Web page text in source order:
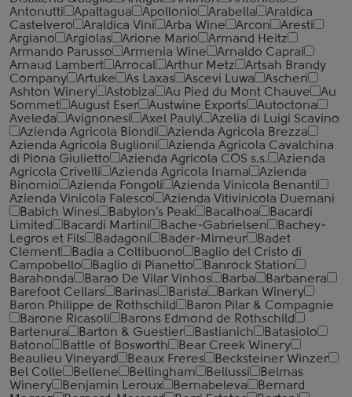
Antonutti
Apaltagua Apollonio Arabella
Araldica
Castelvero
Araldica Vini Arba Wine Arcon
Aresti
Argiano
Argiolas Arione Mario
Armand Heitz
Armando Parusso
Armenia Wine
Arnaldo Caprai
Arnaud Lambert
Arrocal Arthur Metz
Artsah Brandy
Company
Artuke As Laxas Ascevi Luwa
Ascheri
Ashton Winery
Astobiza Au Pied du Mont Chauve
Au
Sommet
August Eser Austwine Exports
Autoctona
Aveleda
Avignonesi Axel Pauly
Azelia di Luigi Scavino
Azienda Agricola Biondi
Azienda Agricola Brezza
Azienda Agricola Buglioni
Azienda Agricola Cavalchina
di Piona Giulietto
Azienda Agricola COS s.s.
Azienda
Agricola Crivelli
Azienda Agricola Inama
Azienda
Binomio
Azienda Fongoli
Azienda Vinicola Benanti
Azienda Vinicola Falesco
Azienda Vitivinicola Duemani
Babich Wines
Babylon's Peak Bacalhoa
Bacardi
Limited
Bacardi Martini Bache-Gabrielsen
Bachey-
Legros et Fils
Badagoni Bader-Mimeur
Badet
Clement
Badia a Coltibuono
Baglio del Cristo di
Campobello
Baglio di Pianetto
Banrock Station
Barahonda
Barao De Vilar Vinhos Barba
Barbanera
Barefoot Cellars
Barinas Barista
Barkan Winery
Baron Philippe de Rothschild
Baron Pilar & Compagnie
Barone Ricasoli
Barons Edmond de Rothschild
Bartenura
Barton & Guestier Bastianich
Batasiolo
Batono
Battle of Bosworth
Bear Creek Winery
Beaulieu Vineyard
Beaux Freres
Becksteiner Winzer
Bel Colle
Bellene Bellingham Bellussi
Belmas
Winery
Benjamin Leroux Bernabeleva
Bernard